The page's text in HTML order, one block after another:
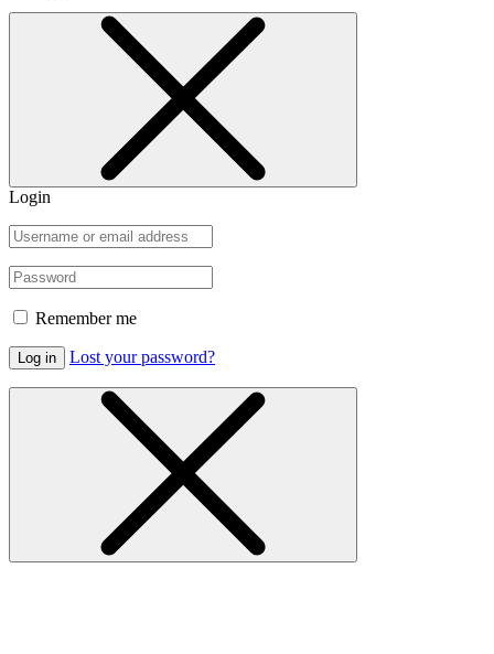
Login
Remember me
Log in Lost your password?